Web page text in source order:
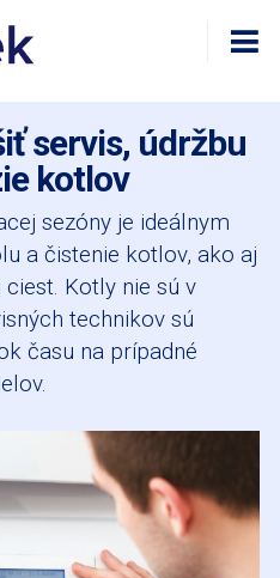
servis, údržbu
kotlov
sezóny je ideálnym
a čistenie kotlov, ako aj
Kotly nie sú v
technikov sú
času na prípadné